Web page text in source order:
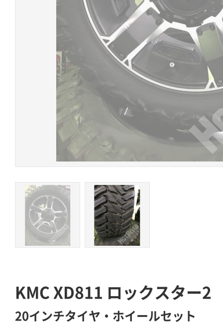
KMC XD811 ロックスター2
20インチタイヤ・ホイールセット